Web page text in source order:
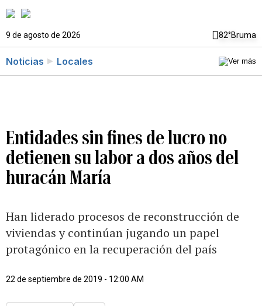
9 de agosto de 2026 82°Bruma
Noticias Locales
Entidades sin fines de lucro no
detienen su labor a dos años del
huracán María
Han liderado procesos de reconstrucción de
viviendas y continúan jugando un papel
protagónico en la recuperación del país
22 de septiembre de 2019 - 12:00 AM